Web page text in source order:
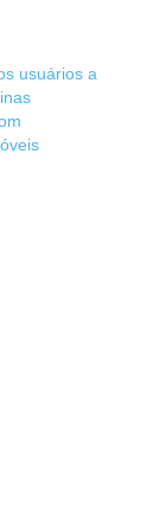
usuários a